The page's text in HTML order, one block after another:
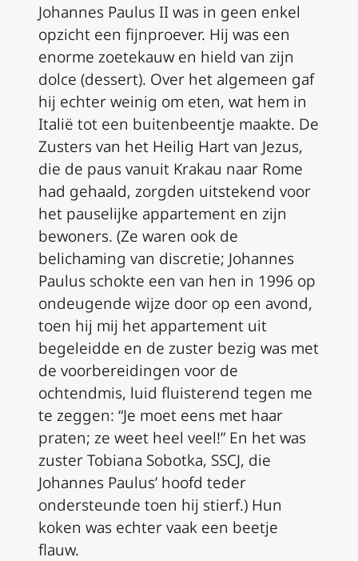
Johannes Paulus II was in geen enkel
opzicht een fijnproever. Hij was een
enorme zoetekauw en hield van zijn
dolce (dessert). Over het algemeen gaf
hij echter weinig om eten, wat hem in
Italië tot een buitenbeentje maakte. De
Zusters van het Heilig Hart van Jezus,
die de paus vanuit Krakau naar Rome
had gehaald, zorgden uitstekend voor
het pauselijke appartement en zijn
bewoners. (Ze waren ook de
belichaming van discretie; Johannes
Paulus schokte een van hen in 1996 op
ondeugende wijze door op een avond,
toen hij mij het appartement uit
begeleidde en de zuster bezig was met
de voorbereidingen voor de
ochtendmis, luid fluisterend tegen me
te zeggen: “Je moet eens met haar
praten; ze weet heel veel!” En het was
zuster Tobiana Sobotka, SSCJ, die
Johannes Paulus’ hoofd teder
ondersteunde toen hij stierf.) Hun
koken was echter vaak een beetje
flauw.